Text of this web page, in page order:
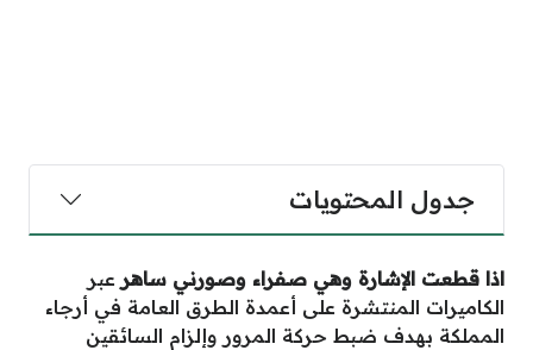
جدول المحتويات
اذا قطعت الإشارة وهي صفراء وصورني ساهر عبر
الكاميرات المنتشرة على أعمدة الطرق العامة في أرجاء
المملكة بهدف ضبط حركة المرور وإلزام السائقين